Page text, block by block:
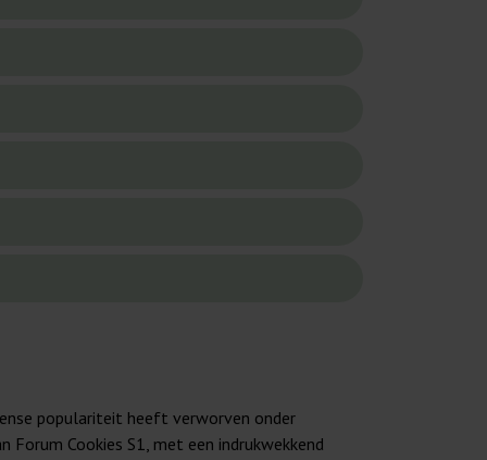
populariteit heeft verworven onder
Cookies S1, met een indrukwekkend